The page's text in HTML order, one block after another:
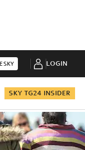
SKY LOGIN
SKY TG24 INSIDER